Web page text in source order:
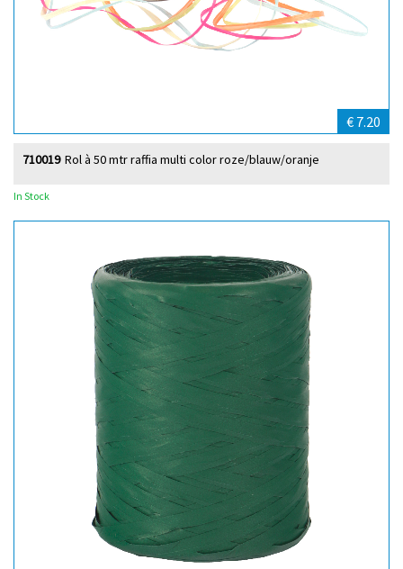
€ 7.20
Rol à 50 mtr raffia multi color roze/blauw/oranje
710019
In Stock